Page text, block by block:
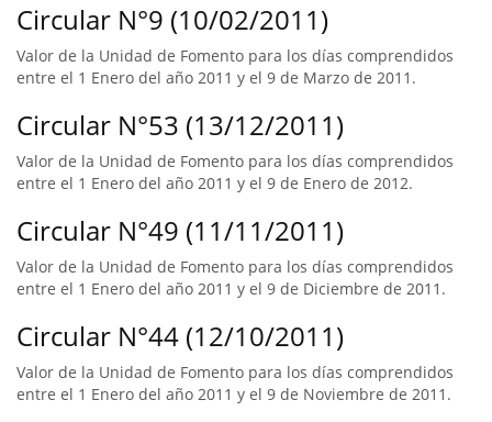
Circular N°9 (10/02/2011)
Valor de la Unidad de Fomento para los días comprendidos
entre el 1 Enero del año 2011 y el 9 de Marzo de 2011.
Circular N°53 (13/12/2011)
Valor de la Unidad de Fomento para los días comprendidos
entre el 1 Enero del año 2011 y el 9 de Enero de 2012.
Circular N°49 (11/11/2011)
Valor de la Unidad de Fomento para los días comprendidos
entre el 1 Enero del año 2011 y el 9 de Diciembre de 2011.
Circular N°44 (12/10/2011)
Valor de la Unidad de Fomento para los días comprendidos
entre el 1 Enero del año 2011 y el 9 de Noviembre de 2011.